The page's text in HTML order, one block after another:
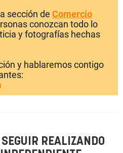
sección de Comercio
conozcan todo lo
y fotografías hechas
y hablaremos contigo
REALIZANDO